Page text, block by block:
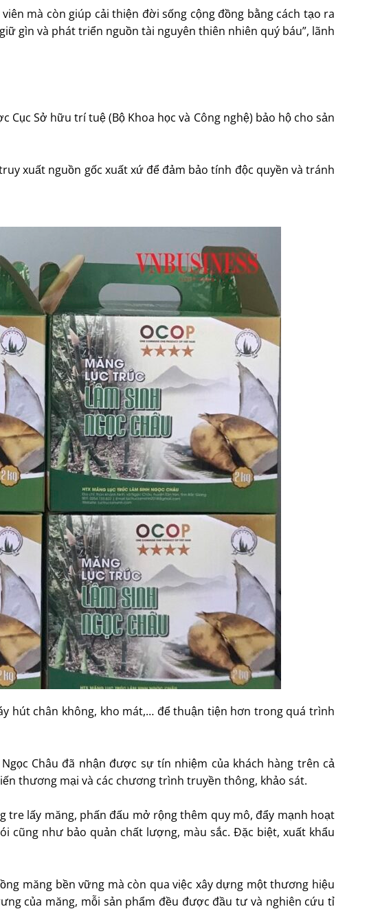
mà còn giúp cải thiện đời sống cộng đồng bằng cách tạo ra
gìn và phát triển nguồn tài nguyên thiên nhiên quý báu”, lãnh
Cục Sở hữu trí tuệ (Bộ Khoa học và Công nghệ) bảo hộ cho sản
xuất nguồn gốc xuất xứ để đảm bảo tính độc quyền và tránh
hút chân không, kho mát,… để thuận tiện hơn trong quá trình
Châu đã nhận được sự tín nhiệm của khách hàng trên cả
thương mại và các chương trình truyền thông, khảo sát.
tre lấy măng, phấn đấu mở rộng thêm quy mô, đẩy mạnh hoạt
cũng như bảo quản chất lượng, màu sắc. Đặc biệt, xuất khẩu
măng bền vững mà còn qua việc xây dựng một thương hiệu
của măng, mỗi sản phẩm đều được đầu tư và nghiên cứu tỉ